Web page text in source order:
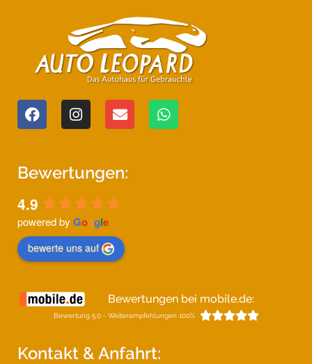
Bewertungen:
4.9
powered by Google
bewerte uns auf
Bewertungen bei mobile.de:
Bewertung 5.0 - Weiterempfehlungen 100% 
Kontakt & Anfahrt: